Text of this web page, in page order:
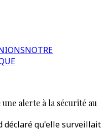
NOTRE
alerte à la sécurité au
déclaré qu'elle surveillait